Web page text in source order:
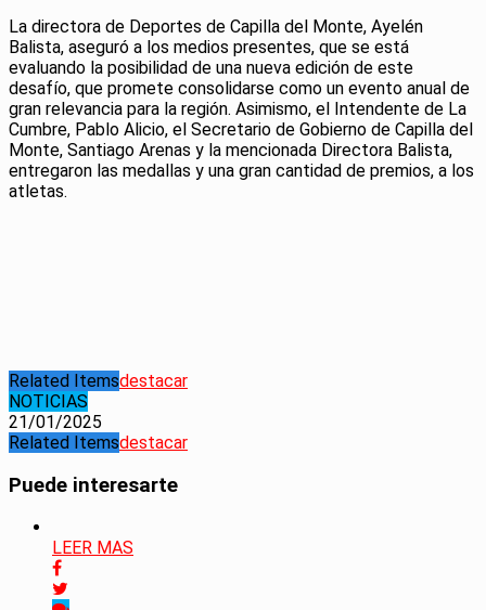
La directora de Deportes de Capilla del Monte, Ayelén
Balista, aseguró a los medios presentes, que se está
evaluando la posibilidad de una nueva edición de este
desafío, que promete consolidarse como un evento anual de
gran relevancia para la región. Asimismo, el Intendente de La
Cumbre, Pablo Alicio, el Secretario de Gobierno de Capilla del
Monte, Santiago Arenas y la mencionada Directora Balista,
entregaron las medallas y una gran cantidad de premios, a los
atletas.
Related Itemsdestacar
NOTICIAS
21/01/2025
Related Itemsdestacar
Puede interesarte
LEER MAS